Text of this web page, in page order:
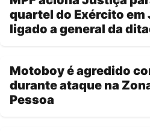
quartel do Exército em
ligado a general da
Motoboy é agredido
durante ataque na
Pessoa